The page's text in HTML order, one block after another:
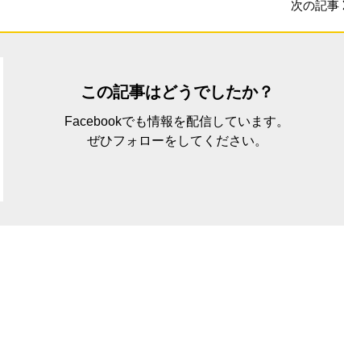
次の記事
この記事はどうでしたか？
Facebookでも情報を配信しています。
ぜひフォローをしてください。